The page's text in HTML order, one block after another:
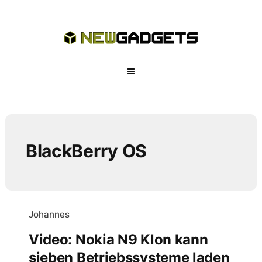
BlackBerry OS
Johannes
Video: Nokia N9 Klon kann
sieben Betriebssysteme laden